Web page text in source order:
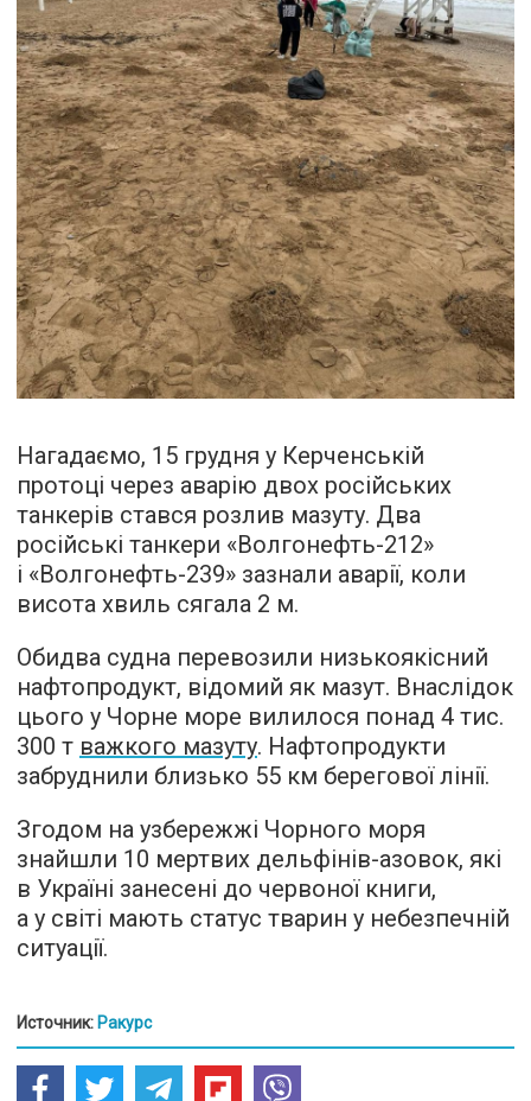
Нагадаємо, 15 грудня у Керченській
протоці через аварію двох російських
танкерів стався розлив мазуту. Два
російські танкери «Волгонефть-212»
і «Волгонефть-239» зазнали аварії, коли
висота хвиль сягала 2 м.
Обидва судна перевозили низькоякісний
нафтопродукт, відомий як мазут. Внаслідок
цього у Чорне море вилилося понад 4 тис.
300 т важкого мазуту. Нафтопродукти
забруднили близько 55 км берегової лінії.
Згодом на узбережжі Чорного моря
знайшли 10 мертвих дельфінів-азовок, які
в Україні занесені до червоної книги,
а у світі мають статус тварин у небезпечній
ситуації.
Источник: Ракурс